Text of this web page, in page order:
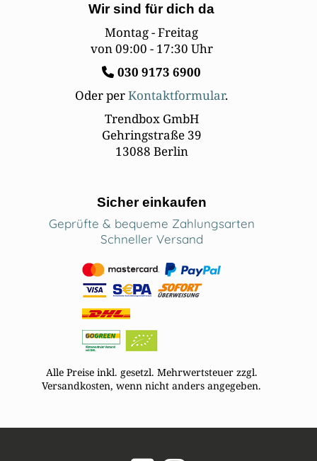
Wir sind für dich da
Montag - Freitag
von 09:00 - 17:30 Uhr
030 9173 6900
Oder perKontaktformular.
Trendbox GmbH
Gehringstraße 39
13088 Berlin
Sicher einkaufen
Geprüfte & bequeme Zahlungsarten
Schneller Versand
Alle Preise inkl. gesetzl. Mehrwertsteuer zzgl.
Versandkosten, wenn nicht anders angegeben.